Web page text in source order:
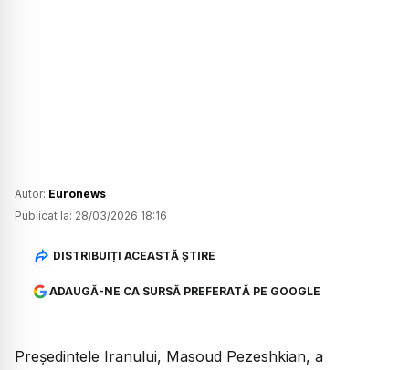
Autor: Euronews
Publicat la: 28/03/2026 18:16
DISTRIBUIȚI ACEASTĂ ȘTIRE
ADAUGĂ-NE CA SURSĂ PREFERATĂ PE GOOGLE
Președintele Iranului, Masoud Pezeshkian, a